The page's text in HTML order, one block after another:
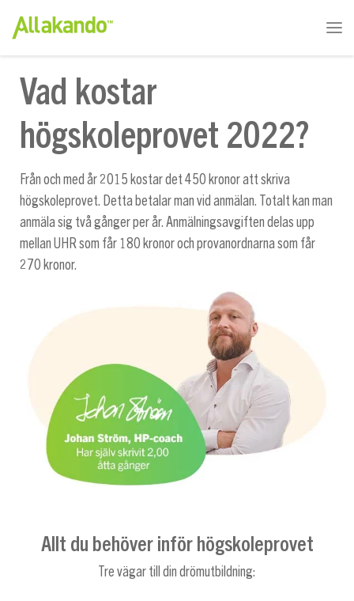
Vad kostar
högskoleprovet 2022?
Från och med år 2015 kostar det 450 kronor att skriva
högskoleprovet. Detta betalar man vid anmälan. Totalt kan man
anmäla sig två gånger per år. Anmälningsavgiften delas upp
mellan UHR som får 180 kronor och provanordnarna som får
270 kronor.
Allt du behöver inför högskoleprovet
Tre vägar till din drömutbildning: